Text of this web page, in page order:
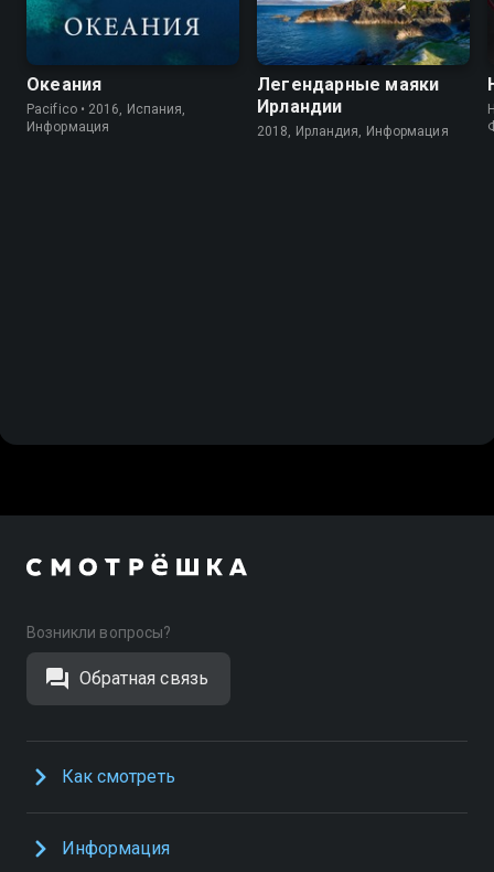
Океания
Pacifico • 2016, Испания,
Информация
Легендарные маяки
Ирландии
2018, Ирландия, Информация
Возникли вопросы?
Обратная связь
Как смотреть
Информация